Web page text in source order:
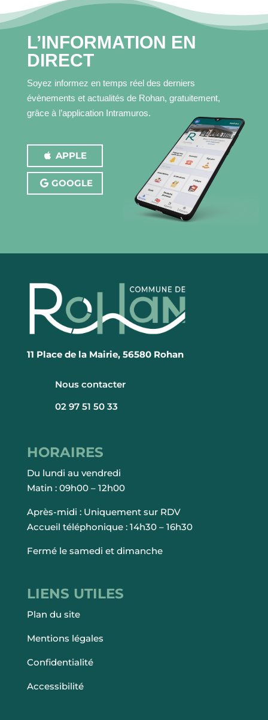
L’INFORMATION EN
DIRECT
Soyez informez en temps réel des derniers
évènements et actualités de Rohan, gratuitement,
grâce à l’application Intramuros.
APPLE
GOOGLE
11 Place de la Mairie, 56580 Rohan
Nous contacter
02 97 51 50 33
HORAIRES
Du lundi au vendredi
Matin : 09h00 – 12h00
Après-midi : Uniquement sur RDV
Accueil téléphonique : 14h30 – 16h30
Fermé le samedi et dimanche
LIENS UTILES
Plan du site
Mentions légales
Confidentialité
Accessibilité